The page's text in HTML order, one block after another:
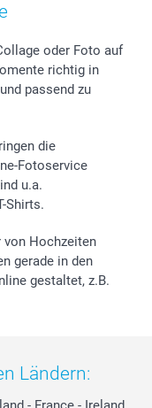
oder Foto auf
richtig in
passend zu
die
Fotoservice
u.a.
Shirts.
von Hochzeiten
gerade in den
gestaltet, z.B.
Ländern: